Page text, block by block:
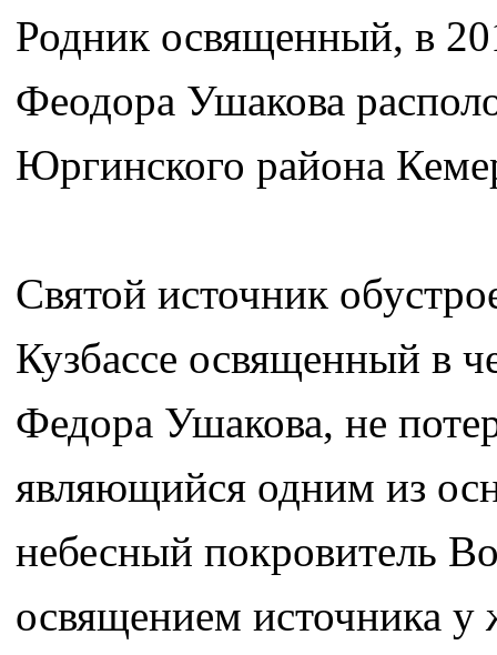
Родник освященный, в
Феодора Ушакова
Юргинского района
Святой источник
Кузбассе освященный в
Федора Ушакова, не
являющийся одним из
небесный покровитель
освящением источника